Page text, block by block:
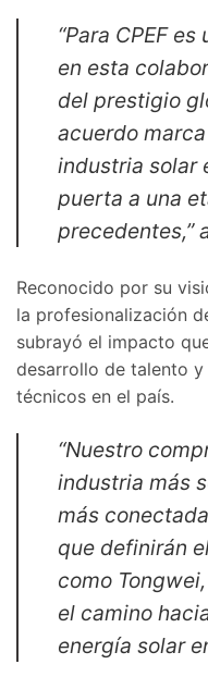
“Para CPEF
en esta
del prestigio
acuerdo
industria solar
puerta a una
precedentes,”
Reconocido por su
la profesionalización
subrayó el impacto
desarrollo de talento
técnicos en el país.
“Nuestro
industria más
más
que definirán
como
el camino
energía solar